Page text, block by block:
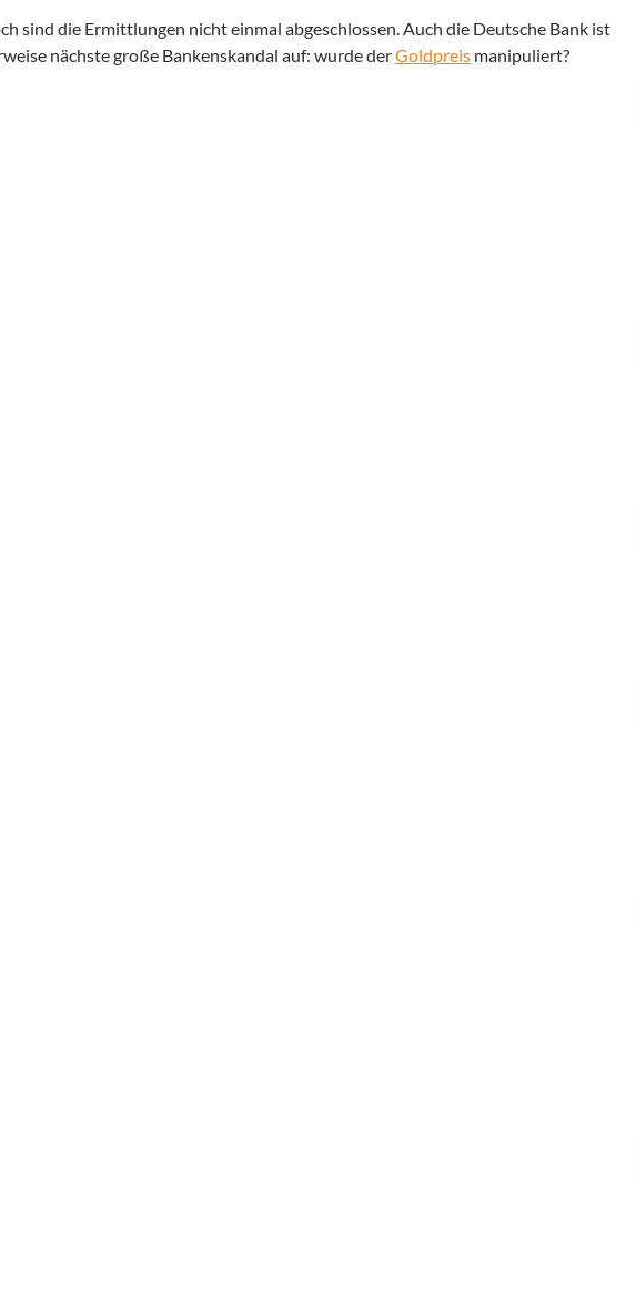
sind die Ermittlungen nicht einmal abgeschlossen. Auch die Deutsche Bank ist
nächste große Bankenskandal auf: wurde derGoldpreis manipuliert?